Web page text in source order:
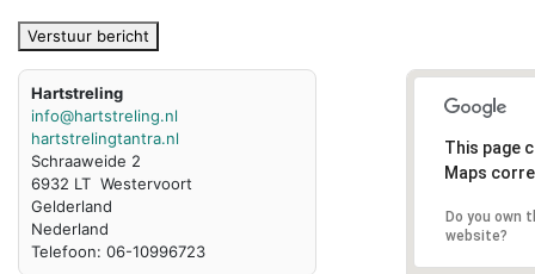
Verstuur bericht
Hartstreling
info@hartstreling.nl
hartstrelingtantra.nl
Schraaweide 2
6932 LT Westervoort
Gelderland
Nederland
Telefoon: 06-10996723
This page
Maps
Do you own
website?